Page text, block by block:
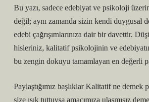
Bu yazı, sadece edebiyat ve psikoloji
değil; aynı zamanda sizin kendi duygusal
edebi çağrışımlarınıza dair bir davettir.
hisleriniz, kalitatif psikolojinin ve
bu zengin dokuyu tamamlayan en değerli
Paylaştığımız başlıklar Kalitatif ne demek
size ışık tuttuysa amacımıza ulaşmışız